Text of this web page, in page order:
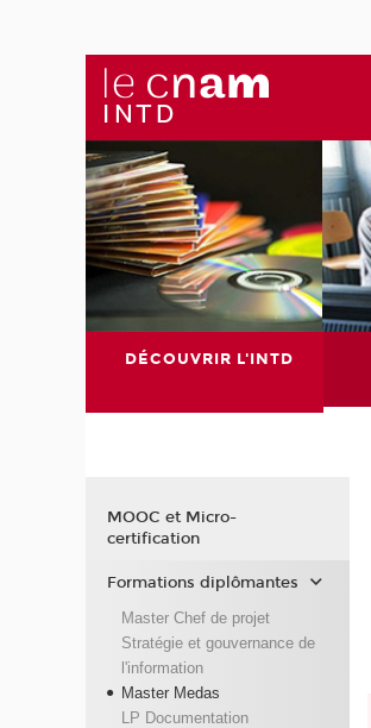
DÉCOUVRIR L'INTD
MOOC et Micro-
certification
Formations diplômantes
Master Chef de projet
Stratégie et gouvernance de
l'information
Master Medas
LP Documentation